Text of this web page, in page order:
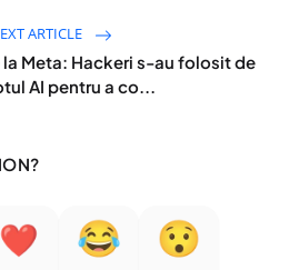
ARTICLE
Meta: Hackeri s-au folosit de
AI pentru a co...